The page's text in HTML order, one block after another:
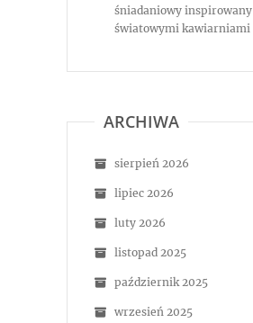
śniadaniowy inspirowany
światowymi kawiarniami
ARCHIWA
sierpień 2026
lipiec 2026
luty 2026
listopad 2025
październik 2025
wrzesień 2025